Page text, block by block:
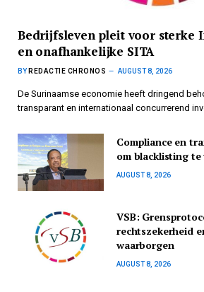
Bedrijfsleven pleit voor sterke
en onafhankelijke SITA
BY REDACTIE CHRONOS AUGUST 8, 2026
De Surinaamse economie heeft dringend
transparant en internationaal concurrerend
Compliance en
om blacklisting te
AUGUST 8, 2026
VSB:
rechtszekerheid
waarborgen
AUGUST 8, 2026